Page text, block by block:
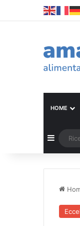
HOME
Barra